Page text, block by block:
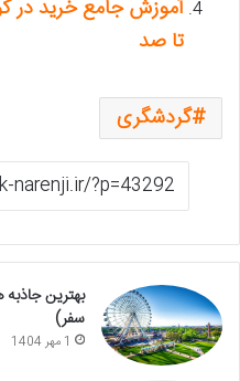
آموزش جامع خرید در
تا صد
گردشگری
سفر)
1 مهر 1404